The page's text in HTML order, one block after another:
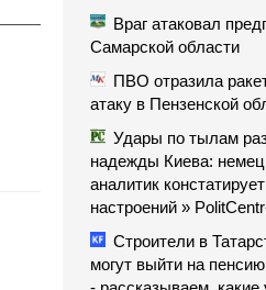
Враг атаковал
Самарской области
ПВО отразила
атаку в Пензенской
Удары по тылам
надежды Киева:
аналитик
настроений »
Строители в
могут выйти на